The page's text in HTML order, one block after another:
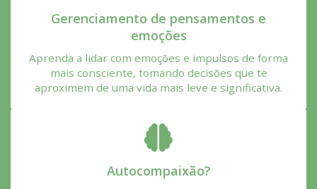
Gerenciamento de pensamentos e
emoções
Aprenda a lidar com emoções e impulsos de forma
mais consciente, tomando decisões que te
aproximem de uma vida mais leve e significativa.
Autocompaixão?